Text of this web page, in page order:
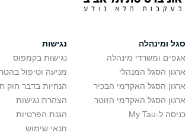
סגל ומינהלה
אגפים ומשרדי מינהלה
ארגון הסגל המנהלי
ארגון הסגל האקדמי הבכיר
ארגון הסגל האקדמי הזוטר
כניסה ל-My Tau
נגישות
נגישות בקמפוס
מניעה וטיפול
הנחיות בדבר חוק
הצהרת נגישות
הגנת הפרטיות
תנאי שימוש